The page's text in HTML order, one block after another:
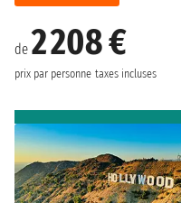
de 2 208 €
prix par personne taxes incluses